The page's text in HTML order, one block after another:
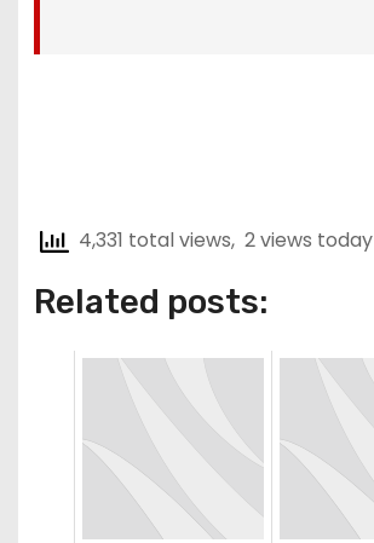
4,331 total views, 2 views today
Related posts: